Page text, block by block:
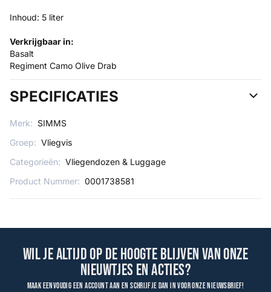
Inhoud: 5 liter
Verkrijgbaar in:
Basalt
Regiment Camo Olive Drab
SPECIFICATIES
Merk: SIMMS
Groep: Vliegvis
Categorieën: Vliegendozen & Luggage
Product Nummer: 0001738581
Wil je altijd op de hoogte blijven van onze
nieuwtjes en acties?
Maak eenvoudig een account aan en schrijf je dan in voor onze nieuwsbrief!